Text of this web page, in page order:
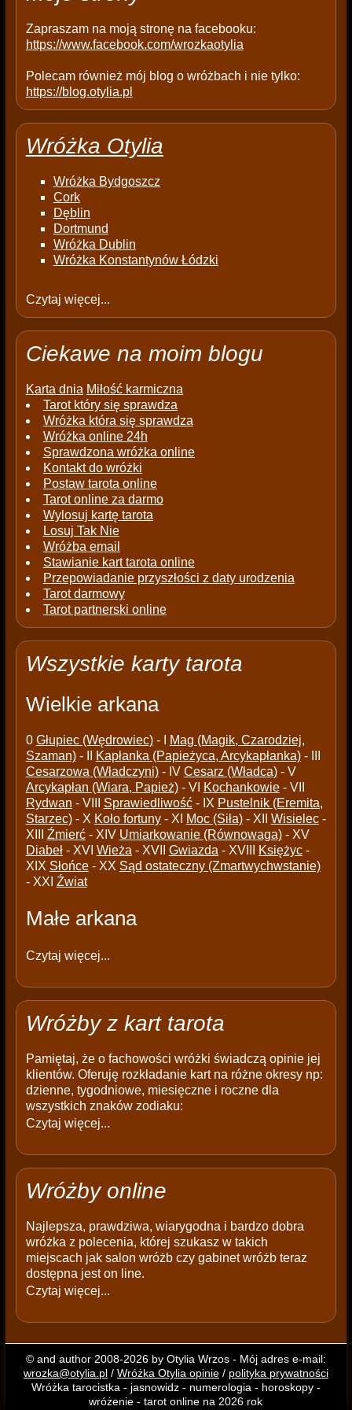
Zapraszam na moją stronę na facebooku:
https://www.facebook.com/wrozkaotylia
Polecam również mój blog o wróżbach i nie tylko:
https://blog.otylia.pl
Wróżka Otylia
Wróżka Bydgoszcz
Cork
Dęblin
Dortmund
Wróżka Dublin
Wróżka Konstantynów Łódzki
Czytaj więcej...
Ciekawe na moim blogu
Karta dnia Miłość karmiczna
Tarot który się sprawdza
Wróżka która się sprawdza
Wróżka online 24h
Sprawdzona wróżka online
Kontakt do wróżki
Postaw tarota online
Tarot online za darmo
Wylosuj kartę tarota
Losuj Tak Nie
Wróżba email
Stawianie kart tarota online
Przepowiadanie przyszłości z daty urodzenia
Tarot darmowy
Tarot partnerski online
Wszystkie karty tarota
Wielkie arkana
0 Głupiec (Wędrowiec)- I
Mag (Magik, Czarodziej,
Szaman)- II Kapłanka (Papieżyca, Arcykapłanka)- III
Cesarzowa (Władczyni)- IV Cesarz (Władca)- V
Arcykapłan (Wiara, Papież)- VI Kochankowie- VII
Rydwan - VIII Sprawiedliwość- IX Pustelnik (Eremita,
Starzec)- X Koło fortuny- XI Moc (Siła)- XII Wisielec-
XIII Źmierć- XIV Umiarkowanie (Równowaga)- XV
Diabeł- XVI Wieża - XVII Gwiazda - XVIII Księżyc-
XIX Słońce- XX Sąd ostateczny (Zmartwychwstanie)
- XXI Źwiat
Małe arkana
Czytaj więcej...
Wróżby z kart tarota
Pamiętaj, że o fachowości wróżki świadczą opinie jej
klientów. Oferuję rozkładanie kart na różne okresy np:
dzienne, tygodniowe, miesięczne i roczne dla
wszystkich znaków zodiaku:
Czytaj więcej...
Wróżby online
Najlepsza, prawdziwa, wiarygodna i bardzo dobra
wróżka z polecenia, której szukasz w takich
miejscach jak salon wróżb czy gabinet wróżb teraz
dostępna jest on line.
Czytaj więcej...
© and author 2008-2026 by Otylia Wrzos - Mój adres e-mail:
wrozka@otylia.pl/ Wróżka Otylia opinie/ polityka prywatności
Wróżka tarocistka - jasnowidz - numerologia - horoskopy -
wróżenie - tarot online na 2026 rok